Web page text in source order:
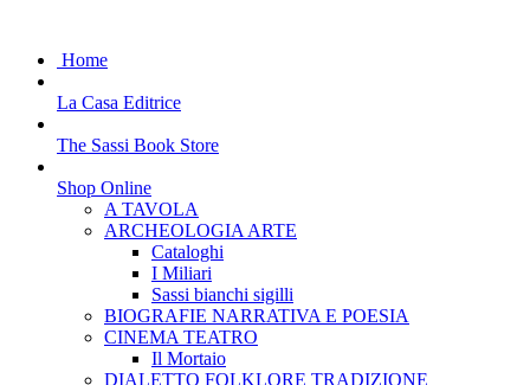
Home
La Casa Editrice
The Sassi Book Store
Shop Online
A TAVOLA
ARCHEOLOGIA ARTE
Cataloghi
I Miliari
Sassi bianchi sigilli
BIOGRAFIE NARRATIVA E POESIA
CINEMA TEATRO
Il Mortaio
DIALETTO FOLKLORE TRADIZIONE